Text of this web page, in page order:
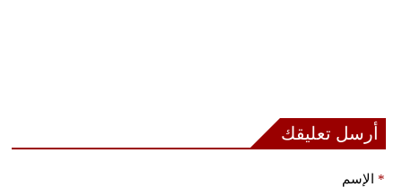
أرسل تعليقك
الإسم *